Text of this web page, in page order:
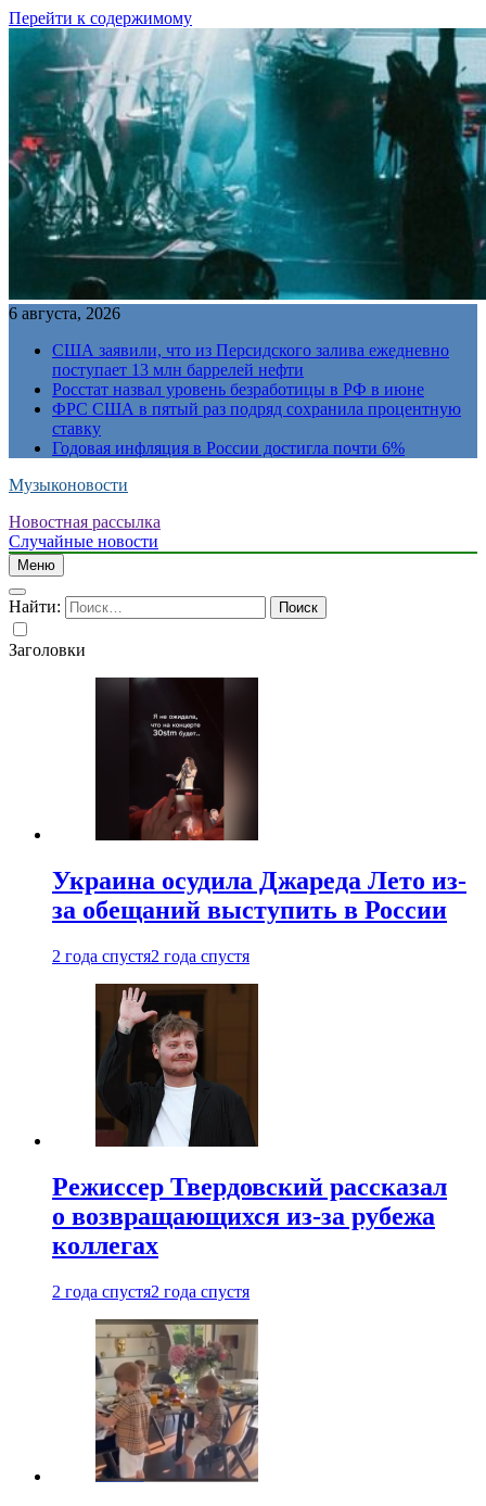
Перейти к содержимому
6 августа, 2026
США заявили, что из Персидского залива ежедневно
поступает 13 млн баррелей нефти
Росстат назвал уровень безработицы в РФ в июне
ФРС США в пятый раз подряд сохранила процентную
ставку
Годовая инфляция в России достигла почти 6%
Музыконовости
Новостная рассылка
Случайные новости
Меню
Найти:
Заголовки
Украина осудила Джареда Лето из-
за обещаний выступить в России
2 года спустя2 года спустя
Режиссер Твердовский рассказал
о возвращающихся из-за рубежа
коллегах
2 года спустя2 года спустя